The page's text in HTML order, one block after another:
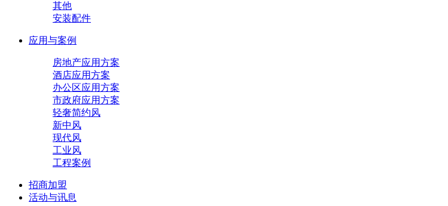
其他
安装配件
应用与案例
房地产应用方案
酒店应用方案
办公区应用方案
市政府应用方案
轻奢简约风
新中风
现代风
工业风
工程案例
招商加盟
活动与讯息